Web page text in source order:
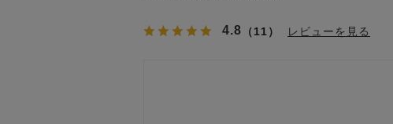
4.8 （11） レビューを見る